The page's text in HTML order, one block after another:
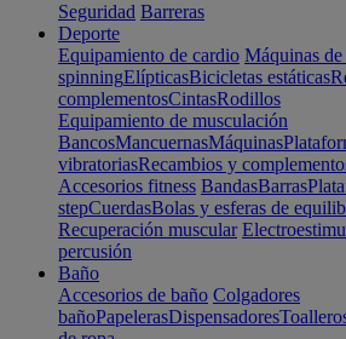
Seguridad Barreras
Deporte
Equipamiento de cardio Máquinas
spinningElípticasBicicletas estáticas
complementosCintasRodillos
Equipamiento de musculación
BancosMancuernasMáquinas
vibratoriasRecambios y
Accesorios fitness BandasBarras
stepCuerdasBolas y esferas de
Recuperación muscular
percusión
Baño
Accesorios de baño Colgadores
bañoPapelerasDispensadores